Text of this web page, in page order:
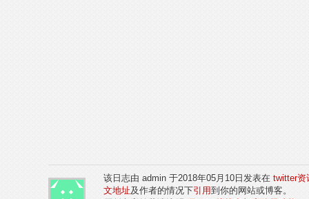
该日志由 admin 于2018年05月10日发表在 twitter资
文地址及作者的情况下引用到你的网站或博客。